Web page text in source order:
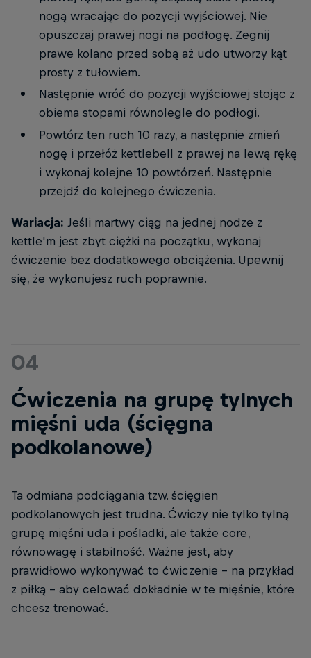
nogą wracając do pozycji wyjściowej. Nie
opuszczaj prawej nogi na podłogę. Zegnij
prawe kolano przed sobą aż udo utworzy kąt
prosty z tułowiem.
Następnie wróć do pozycji wyjściowej stojąc z
obiema stopami równolegle do podłogi.
Powtórz ten ruch 10 razy, a następnie zmień
nogę i przełóż kettlebell z prawej na lewą rękę
i wykonaj kolejne 10 powtórzeń. Następnie
przejdź do kolejnego ćwiczenia.
Wariacja: Jeśli martwy ciąg na jednej nodze z
kettle'm jest zbyt ciężki na początku, wykonaj
ćwiczenie bez dodatkowego obciążenia. Upewnij
się, że wykonujesz ruch poprawnie.
04
Ćwiczenia na grupę tylnych
mięśni uda (ścięgna
podkolanowe)
Ta odmiana podciągania tzw. ścięgien
podkolanowych jest trudna. Ćwiczy nie tylko tylną
grupę mięśni uda i pośladki, ale także core,
równowagę i stabilność. Ważne jest, aby
prawidłowo wykonywać to ćwiczenie - na przykład
z piłką - aby celować dokładnie w te mięśnie, które
chcesz trenować.